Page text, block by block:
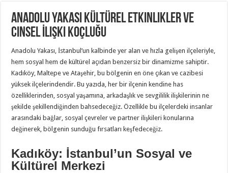
Anadolu Yakası Kültürel Etkinlikler ve
Cinsel İlişki Koçluğu
Anadolu Yakası, İstanbul’un kalbinde yer alan ve hızla gelişen ilçeleriyle,
hem sosyal hem de kültürel açıdan benzersiz bir dinamizme sahiptir.
Kadıköy, Maltepe ve Ataşehir, bu bölgenin en öne çıkan ve cazibesi
yüksek ilçelerindendir. Bu yazıda, her bir ilçenin kendine has
özelliklerinden, sosyal yaşamına, arkadaşlık ve sevgililik ilişkilerinin ne
şekilde şekillendiğinden bahsedeceğiz. Özellikle bu ilçelerdeki insanlar
arasındaki bağlar, sosyal çevreler ve partner ilişkileri konularına
değinerek, bölgenin sunduğu fırsatları keşfedeceğiz.
Kadıköy: İstanbul’un Sosyal ve
Kültürel Merkezi